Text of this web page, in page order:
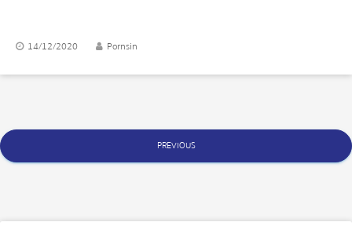
14/12/2020 Pornsin
Posts
navigation
PREVIOUS